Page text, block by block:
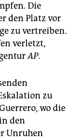
Die
den Platz vor
zu vertreiben.
verletzt,
AP.
zu
wo die
den
Unruhen